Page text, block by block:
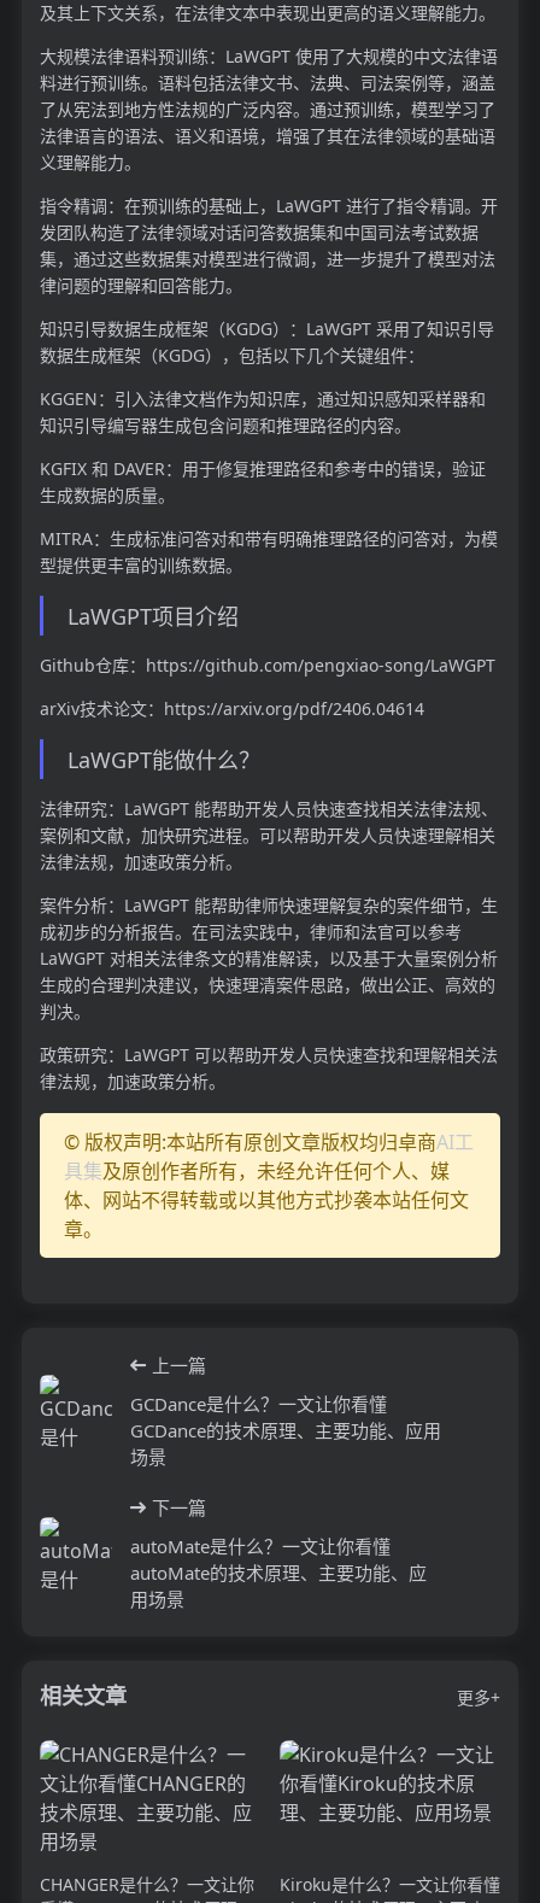
及其上下文关系，在法律文本中表现出更高的语义理解能力。
大规模法律语料预训练：LaWGPT 使用了大规模的中文法律语
料进行预训练。语料包括法律文书、法典、司法案例等，涵盖
了从宪法到地方性法规的广泛内容。通过预训练，模型学习了
法律语言的语法、语义和语境，增强了其在法律领域的基础语
义理解能力。
指令精调：在预训练的基础上，LaWGPT 进行了指令精调。开
发团队构造了法律领域对话问答数据集和中国司法考试数据
集，通过这些数据集对模型进行微调，进一步提升了模型对法
律问题的理解和回答能力。
知识引导数据生成框架（KGDG）：LaWGPT 采用了知识引导
数据生成框架（KGDG），包括以下几个关键组件：
KGGEN：引入法律文档作为知识库，通过知识感知采样器和
知识引导编写器生成包含问题和推理路径的内容。
KGFIX 和 DAVER：用于修复推理路径和参考中的错误，验证
生成数据的质量。
MITRA：生成标准问答对和带有明确推理路径的问答对，为模
型提供更丰富的训练数据。
LaWGPT项目介绍
Github仓库：https://github.com/pengxiao-song/LaWGPT
arXiv技术论文：https://arxiv.org/pdf/2406.04614
LaWGPT能做什么？
法律研究：LaWGPT 能帮助开发人员快速查找相关法律法规、
案例和文献，加快研究进程。可以帮助开发人员快速理解相关
法律法规，加速政策分析。
案件分析：LaWGPT 能帮助律师快速理解复杂的案件细节，生
成初步的分析报告。在司法实践中，律师和法官可以参考
LaWGPT 对相关法律条文的精准解读，以及基于大量案例分析
生成的合理判决建议，快速理清案件思路，做出公正、高效的
判决。
政策研究：LaWGPT 可以帮助开发人员快速查找和理解相关法
律法规，加速政策分析。
© 版权声明:本站所有原创文章版权均归卓商AI工
具集及原创作者所有，未经允许任何个人、媒
体、网站不得转载或以其他方式抄袭本站任何文
章。
上一篇
GCDance是什么？一文让你看懂
GCDance的技术原理、主要功能、应用
场景
下一篇
autoMate是什么？一文让你看懂
autoMate的技术原理、主要功能、应
用场景
相关文章 更多+
CHANGER是什么？一文让你
Kiroku是什么？一文让你看懂